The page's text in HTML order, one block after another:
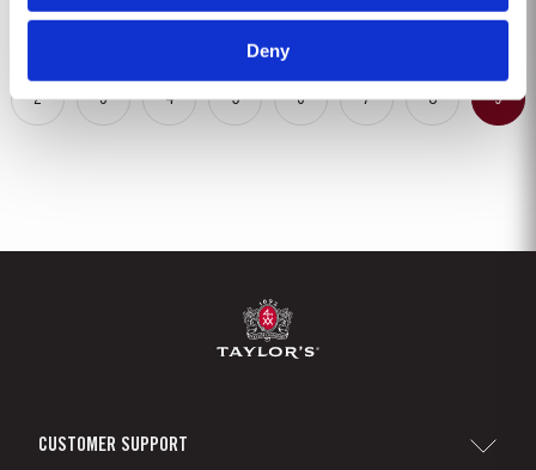
Deny
2 3 4 5 6 7 8 9
CUSTOMER SUPPORT